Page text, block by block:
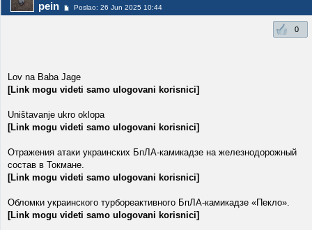
pein Poslao: 26 Jun 2025 10:44
0
Lov na Baba Jage
[Link mogu videti samo ulogovani korisnici]
Uništavanje ukro oklopa
[Link mogu videti samo ulogovani korisnici]
Отражения атаки украинских БпЛА-камикадзе на железнодорожный
состав в Токмане.
[Link mogu videti samo ulogovani korisnici]
Обломки украинского турбореактивного БпЛА-камикадзе «Пекло».
[Link mogu videti samo ulogovani korisnici]